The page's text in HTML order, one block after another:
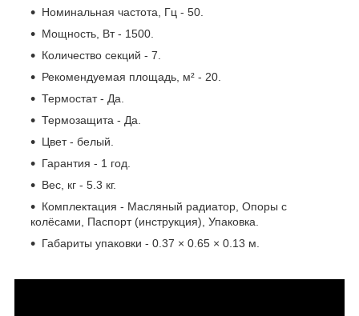
Номинальная частота, Гц - 50.
Мощность, Вт - 1500.
Количество секций - 7.
Рекомендуемая площадь, м² - 20.
Термостат - Да.
Термозащита - Да.
Цвет - белый.
Гарантия - 1 год.
Вес, кг - 5.3 кг.
Комплектация - Масляный радиатор, Опоры с
колёсами, Паспорт (инструкция), Упаковка.
Габариты упаковки - 0.37 × 0.65 × 0.13 м.